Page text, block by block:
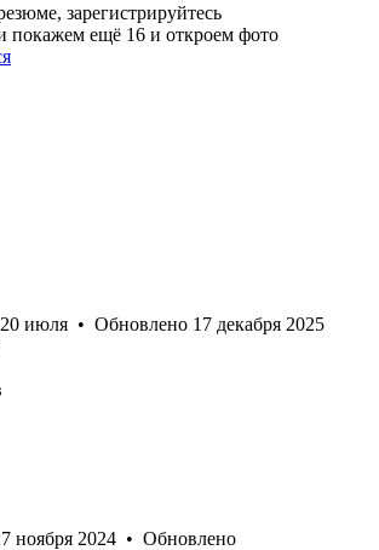
зарегистрируйтесь
покажем ещё 16 и откроем фото
20 июля • Обновлено 17 декабря 2025
ноября 2024 • Обновлено